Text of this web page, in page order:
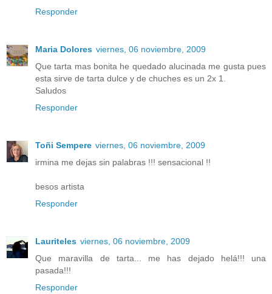
Responder
Maria Dolores viernes, 06 noviembre, 2009
Que tarta mas bonita he quedado alucinada me gusta pues
esta sirve de tarta dulce y de chuches es un 2x 1.
Saludos
Responder
Toñi Sempere viernes, 06 noviembre, 2009
irmina me dejas sin palabras !!! sensacional !!
besos artista
Responder
Lauriteles viernes, 06 noviembre, 2009
Que maravilla de tarta... me has dejado helá!!! una
pasada!!!
Responder